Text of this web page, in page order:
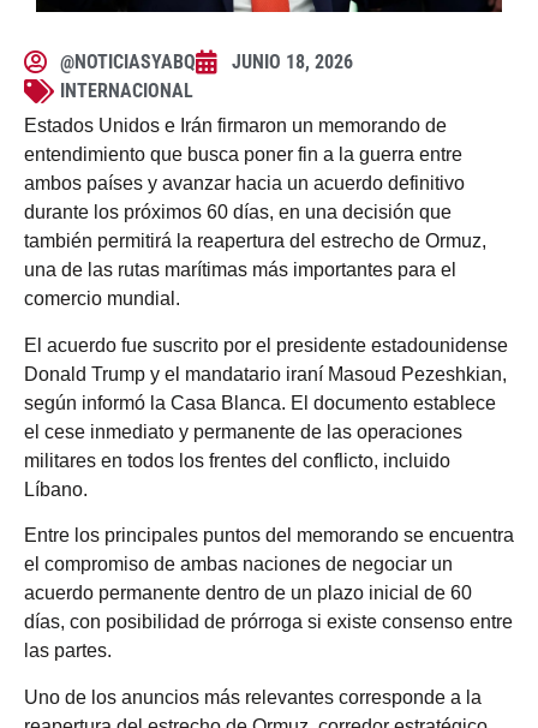
@NOTICIASYABQ
JUNIO 18, 2026
INTERNACIONAL
Estados Unidos e Irán firmaron un memorando de
entendimiento que busca poner fin a la guerra entre
ambos países y avanzar hacia un acuerdo definitivo
durante los próximos 60 días, en una decisión que
también permitirá la reapertura del estrecho de Ormuz,
una de las rutas marítimas más importantes para el
comercio mundial.
El acuerdo fue suscrito por el presidente estadounidense
Donald Trump y el mandatario iraní Masoud Pezeshkian,
según informó la Casa Blanca. El documento establece
el cese inmediato y permanente de las operaciones
militares en todos los frentes del conflicto, incluido
Líbano.
Entre los principales puntos del memorando se encuentra
el compromiso de ambas naciones de negociar un
acuerdo permanente dentro de un plazo inicial de 60
días, con posibilidad de prórroga si existe consenso entre
las partes.
Uno de los anuncios más relevantes corresponde a la